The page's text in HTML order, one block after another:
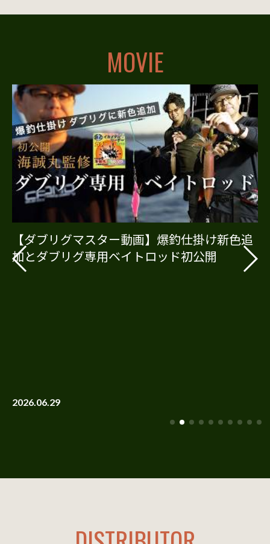
MOVIE
【ダブリグマスター動画】爆釣仕掛け新色追
加とダブリグ専用ベイトロッド初公開
2026.06.29